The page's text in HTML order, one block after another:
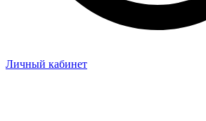
Личный кабинет